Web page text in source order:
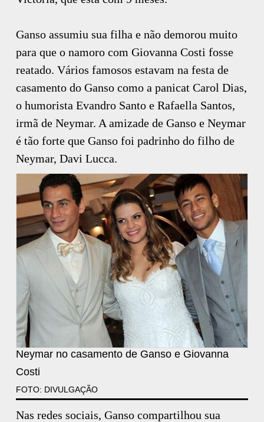
Ganso assumiu sua filha e não demorou muito
para que o namoro com Giovanna Costi fosse
reatado. Vários famosos estavam na festa de
casamento do Ganso como a panicat Carol Dias,
o humorista Evandro Santo e Rafaella Santos,
irmã de Neymar. A amizade de Ganso e Neymar
é tão forte que Ganso foi padrinho do filho de
Neymar, Davi Lucca.
Neymar no casamento de Ganso e Giovanna
Costi
FOTO: DIVULGAÇÃO
Nas redes sociais, Ganso compartilhou sua